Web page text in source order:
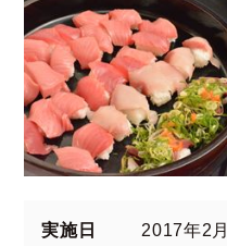
実施日 2017年2